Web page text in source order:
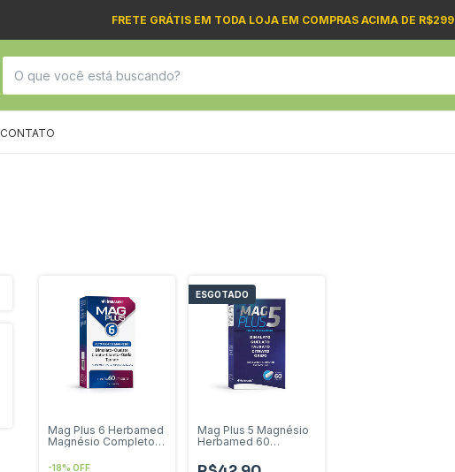
FRETE GRÁTIS EM TODA LOJA EM COMPRAS ACIMA DE R$299
CONTATO
Mag Plus 6 Herbamed
Magnésio Completo
-18% OFF
ESGOTADO
Mag Plus 5 Magnésio
Herbamed 60